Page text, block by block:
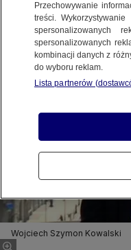
Udostępnij
Wojciech Szymon Kowalski
Przechowywanie
treści.
spersonalizowanych
spersonalizowanych
kombinacji danych z
do wyboru reklam.
Lista partnerów